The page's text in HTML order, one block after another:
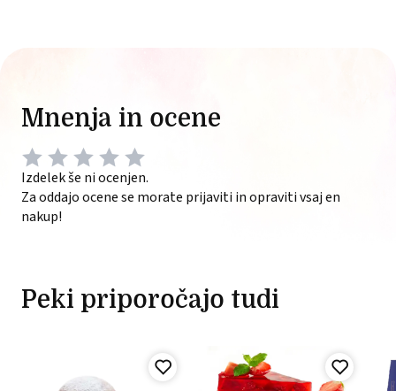
Mnenja in ocene
Izdelek še ni ocenjen.
Za oddajo ocene se morate prijaviti in opraviti vsaj en
nakup!
Peki priporočajo tudi